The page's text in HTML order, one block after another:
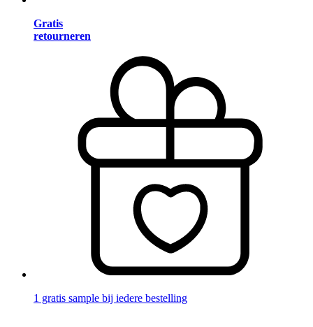
Gratis
retourneren
1 gratis sample bij iedere bestelling